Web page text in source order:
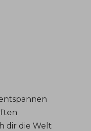
dir die Welt